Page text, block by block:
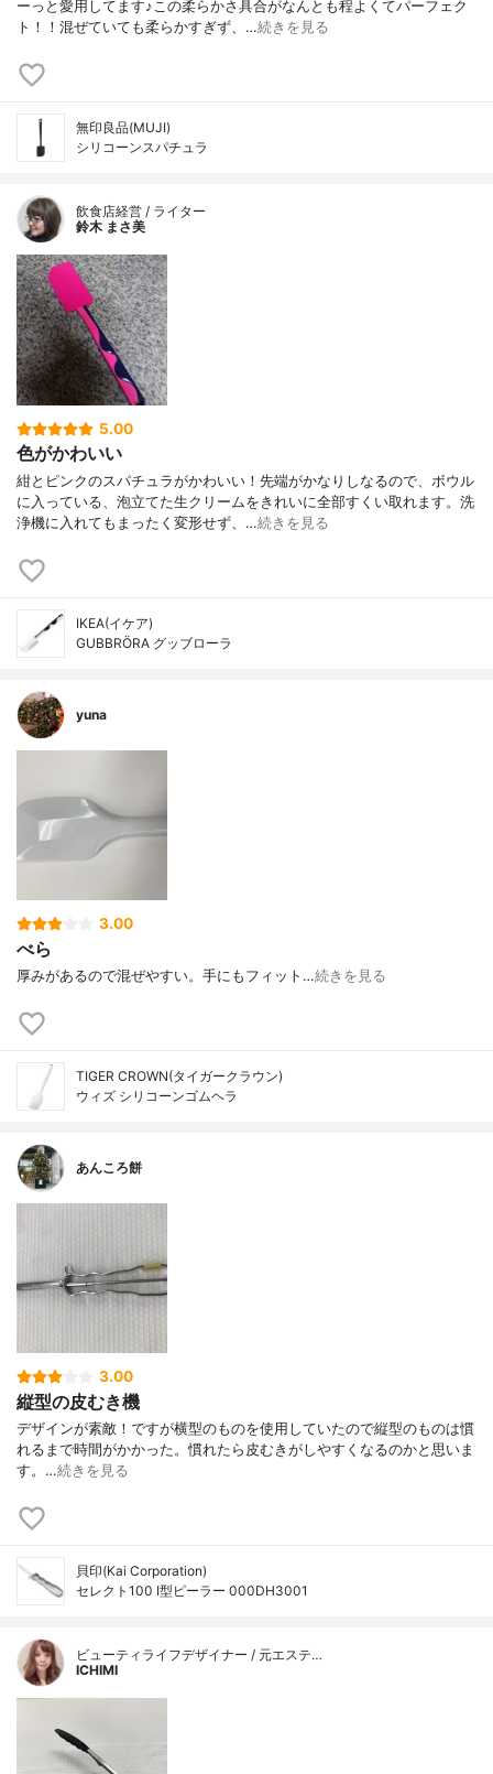
ーっと愛用してます♪この柔らかさ具合がなんとも程よくてパーフェク
ト！！混ぜていても柔らかすぎず、…続きを見る
無印良品(MUJI)
シリコーンスパチュラ
飲食店経営 / ライター
鈴木 まさ美
5.00
色がかわいい
紺とピンクのスパチュラがかわいい！先端がかなりしなるので、ボウル
に入っている、泡立てた生クリームをきれいに全部すくい取れます。洗
浄機に入れてもまったく変形せず、…続きを見る
IKEA(イケア)
GUBBRÖRA グッブローラ
yuna
3.00
べら
厚みがあるので混ぜやすい。手にもフィット…続きを見る
TIGER CROWN(タイガークラウン)
ウィズ シリコーンゴムヘラ
あんころ餅
3.00
縦型の皮むき機
デザインが素敵！ですが横型のものを使用していたので縦型のものは慣
れるまで時間がかかった。慣れたら皮むきがしやすくなるのかと思いま
す。…続きを見る
貝印(Kai Corporation)
セレクト100 I型ピーラー 000DH3001
ビューティライフデザイナー / 元エステ…
ICHIMI